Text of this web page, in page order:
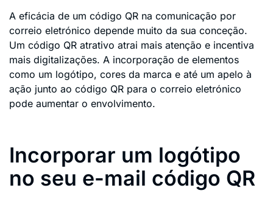
A eficácia de um código QR na comunicação por
correio eletrónico depende muito da sua conceção.
Um código QR atrativo atrai mais atenção e incentiva
mais digitalizações. A incorporação de elementos
como um logótipo, cores da marca e até um apelo à
ação junto ao código QR para o correio eletrónico
pode aumentar o envolvimento.
Incorporar um logótipo
no seu e-mail código QR